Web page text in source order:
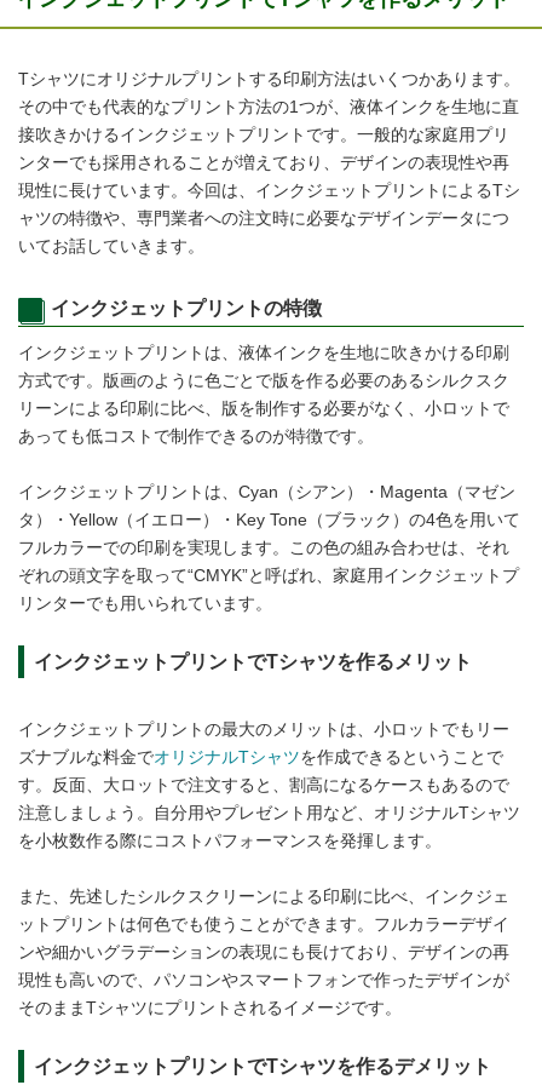
Tシャツにオリジナルプリントする印刷方法はいくつかあります。
その中でも代表的なプリント方法の1つが、液体インクを生地に直
接吹きかけるインクジェットプリントです。一般的な家庭用プリ
ンターでも採用されることが増えており、デザインの表現性や再
現性に長けています。今回は、インクジェットプリントによるTシ
ャツの特徴や、専門業者への注文時に必要なデザインデータにつ
いてお話していきます。
インクジェットプリントの特徴
インクジェットプリントは、液体インクを生地に吹きかける印刷
方式です。版画のように色ごとで版を作る必要のあるシルクスク
リーンによる印刷に比べ、版を制作する必要がなく、小ロットで
あっても低コストで制作できるのが特徴です。
インクジェットプリントは、Cyan（シアン）・Magenta（マゼン
タ）・Yellow（イエロー）・Key Tone（ブラック）の4色を用いて
フルカラーでの印刷を実現します。この色の組み合わせは、それ
ぞれの頭文字を取って“CMYK”と呼ばれ、家庭用インクジェットプ
リンターでも用いられています。
インクジェットプリントでTシャツを作るメリット
インクジェットプリントの最大のメリットは、小ロットでもリー
ズナブルな料金でオリジナルTシャツを作成できるということで
す。反面、大ロットで注文すると、割高になるケースもあるので
注意しましょう。自分用やプレゼント用など、オリジナルTシャツ
を小枚数作る際にコストパフォーマンスを発揮します。
また、先述したシルクスクリーンによる印刷に比べ、インクジェ
ットプリントは何色でも使うことができます。フルカラーデザイ
ンや細かいグラデーションの表現にも長けており、デザインの再
現性も高いので、パソコンやスマートフォンで作ったデザインが
そのままTシャツにプリントされるイメージです。
インクジェットプリントでTシャツを作るデメリット